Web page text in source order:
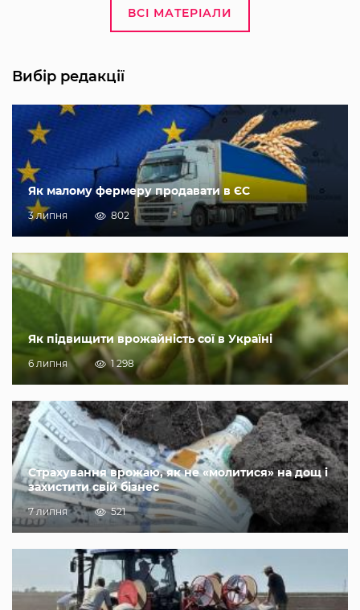
ВСІ МАТЕРІАЛИ
Вибір редакції
Як малому фермеру продавати в ЄС
3 липня 802
Як підвищити врожайність сої в Україні
6 липня 1 298
Страхування врожаю, як не «молитися» на дощ і
захистити свій бізнес
7 липня 521